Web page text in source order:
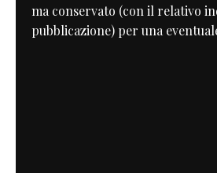
ma conservato (con il relativo
pubblicazione) per una